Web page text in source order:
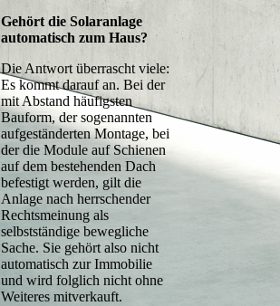
Gehört die Solaranlage
automatisch zum Haus?
Die Antwort überrascht viele:
Es kommt darauf an. Bei der
mit Abstand häufigsten
Bauform, der sogenannten
aufgeständerten Montage, bei
der die Module auf Schienen
auf dem bestehenden Dach
befestigt werden, gilt die
Anlage nach herrschender
Rechtsmeinung als
selbstständige bewegliche
Sache. Sie gehört also nicht
automatisch zur Immobilie
und wird folglich nicht ohne
Weiteres mitverkauft.